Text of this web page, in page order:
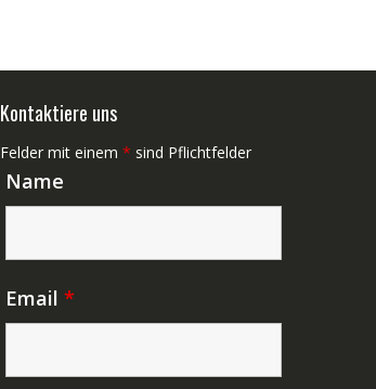
Kontaktiere uns
Felder mit einem * sind Pflichtfelder
Name
Email *